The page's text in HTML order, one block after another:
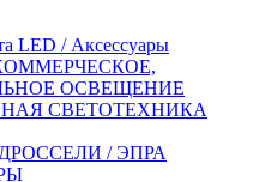
LED / Аксессуары
ОСВЕЩЕНИЕ
СВЕТОТЕХНИКА
/ ЭПРА